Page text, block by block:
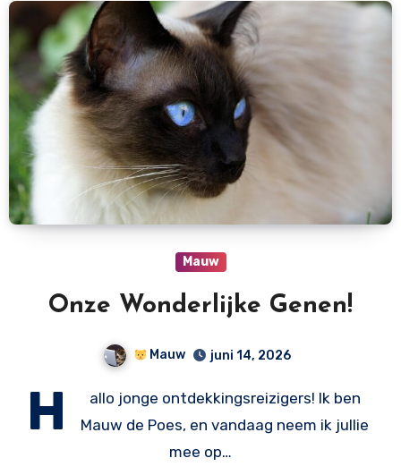
Mauw
Onze Wonderlijke Genen!
Mauw juni 14, 2026
H
allo jonge ontdekkingsreizigers! Ik ben
Mauw de Poes, en vandaag neem ik jullie
mee op…